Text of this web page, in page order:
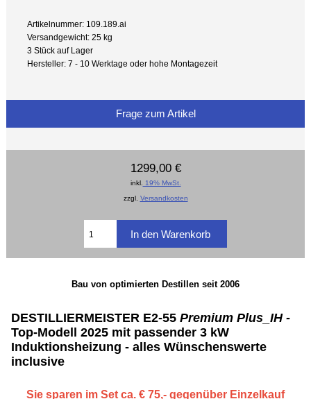
Artikelnummer: 109.189.ai
Versandgewicht: 25 kg
3 Stück auf Lager
Hersteller: 7 - 10 Werktage oder hohe Montagezeit
Frage zum Artikel
1299,00 €
inkl. 19% MwSt.
zzgl. Versandkosten
Bau von optimierten Destillen seit 2006
DESTILLIERMEISTER E2-55Premium Plus_IH -
Top-Modell 2025 mit passender 3 kW
Induktionsheizung - alles Wünschenswerte
inclusive
Sie sparen im Set ca. € 75,- gegenüber Einzelkauf